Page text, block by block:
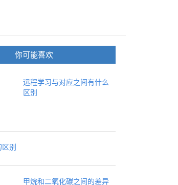
你可能喜欢
远程学习与对应之间有什么
区别
区别
甲烷和二氧化碳之间的差异